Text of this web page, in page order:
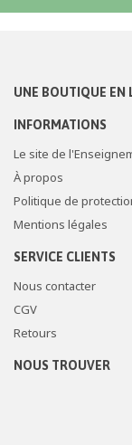
UNE BOUTIQUE EN
INFORMATIONS
Le site de
À propos
Politique de
Mentions légales
SERVICE CLIENTS
Nous contacter
CGV
Retours
NOUS TROUVER